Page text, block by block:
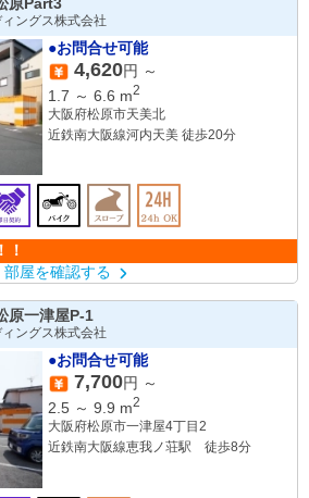
ングス株式会社
●お問合せ可能
4,620円 ～
1.7 ～ 6.6 m2
大阪府松原市天美北
近鉄南大阪線河内天美 徒歩20分
！
部屋を確認する
原一津屋P-1
ングス株式会社
●お問合せ可能
7,700円 ～
2.5 ～ 9.9 m2
大阪府松原市一津屋4丁目2
近鉄南大阪線恵我ノ荘駅 徒歩8分